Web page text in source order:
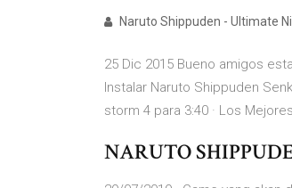
Naruto Shippuden - Ultimate
25 Dic 2015 Bueno amigos
Instalar Naruto Shippuden
storm 4 para 3:40 · Los
NARUTO